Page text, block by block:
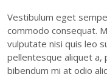
Vestibulum eget
commodo consequat.
vulputate nisi quis leo
pellentesque aliquet a,
bibendum mi at odio